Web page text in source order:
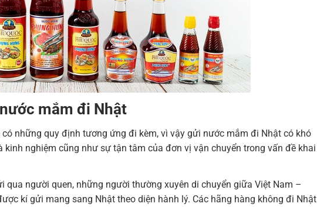
mắm đi Nhật
những quy định tương ứng đi kèm, vì vậy gửi nước mắm đi Nhật có khó
nghiệm cũng như sự tận tâm của đơn vị vận chuyển trong vấn đề khai
qua người quen, những người thường xuyên di chuyển giữa Việt Nam –
kí gửi mang sang Nhật theo diện hành lý. Các hãng hàng không đi Nhật